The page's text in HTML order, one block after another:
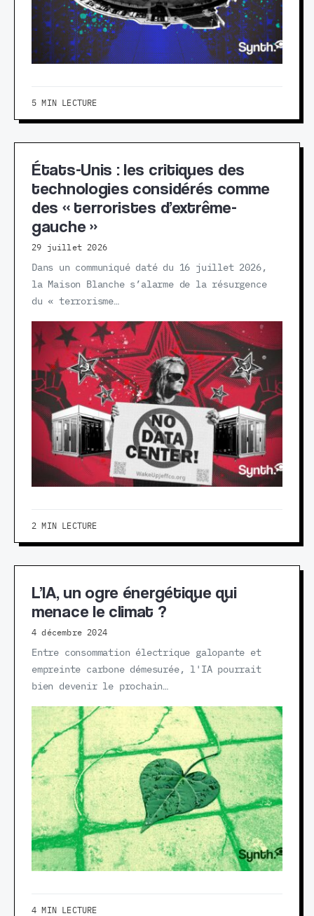
5 MIN LECTURE
États-Unis : les critiques des
technologies considérés comme
des « terroristes d’extrême-
gauche »
29 juillet 2026
Dans un communiqué daté du 16 juillet 2026,
la Maison Blanche s’alarme de la résurgence
du « terrorisme…
2 MIN LECTURE
L’IA, un ogre énergétique qui
menace le climat ?
4 décembre 2024
Entre consommation électrique galopante et
empreinte carbone démesurée, l'IA pourrait
bien devenir le prochain…
4 MIN LECTURE